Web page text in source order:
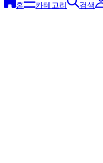
홈 카테고리 검색